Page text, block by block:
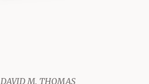
DAVID M. THOMAS